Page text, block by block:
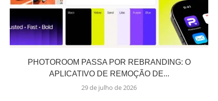
PHOTOROOM PASSA POR REBRANDING: O
APLICATIVO DE REMOÇÃO DE...
29 de julho de 2026